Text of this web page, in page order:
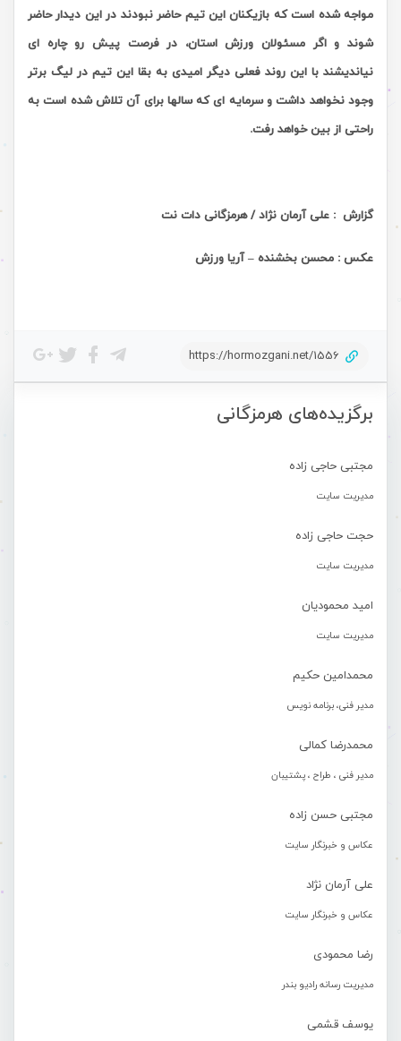
برگزیده‌های هرمزگانی
مجتبی حاجی زاده
مدیریت سایت
حجت حاجی زاده
مدیریت سایت
امید محمودیان
مدیریت سایت
محمدامین حکیم
مدیر فنی، برنامه نویس
محمدرضا کمالی
مدیر فنی ، طراح ، پشتیبان
مجتبی حسن زاده
عکاس و خبرنگار سایت
علی آرمان نژاد
عکاس و خبرنگار سایت
رضا محمودی
مدیریت رسانه رادیو بندر
یوسف قشمی
مواجه شده است که بازیکنان این تیم حاضر نبودند در این دیدار حاضر
شوند و اگر مسئولان ورزش استان، در فرصت پیش رو چاره ای
نیاندیشند با این روند فعلی دیگر امیدی به بقا این تیم در لیگ برتر
وجود نخواهد داشت و سرمایه ای که سالها برای آن تلاش شده است به
راحتی از بین خواهد رفت.
گزارش : علی آرمان نژاد / هرمزگانی دات نت
عکس : محسن بخشنده – آریا ورزش
https://hormozgani.net/1556